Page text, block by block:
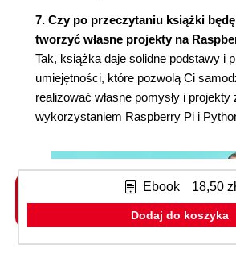
Witaj, programisto (83)
Konwerter temperatury (84)
Inne widżety GUI (88)
Pole wyboru (88)
Lista (88)
Spinbox (89)
Pasek przesuwania (92)
Okna dialogowe (93)
Okno wyboru koloru (94)
Okno wyboru pliku (95)
7. Czy po przeczytaniu książki
tworzyć własne projekty na
Tak, książka daje solidne podstawy i
umiejętności, które pozwolą Ci
realizować własne pomysły i projekty
wykorzystaniem Raspberry Pi i
Ebook 18,50 zł
Dodaj do koszyka